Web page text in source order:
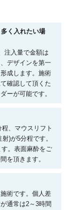
く入れたい場
注入量で金額は
デザインを第一
成します。施術
確認して頂くた
ーが可能です。
、マウスリフト
)が5分程です。
。表面麻酔をご
を頂きます。
術です。個人差
通常は2～3時間